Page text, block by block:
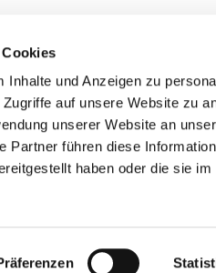
Inhalte und Anzeigen zu
auf unsere Website zu
unserer Website an
Partner führen diese
haben oder die sie
Anklam-Greifswald · Bahnhofstr.